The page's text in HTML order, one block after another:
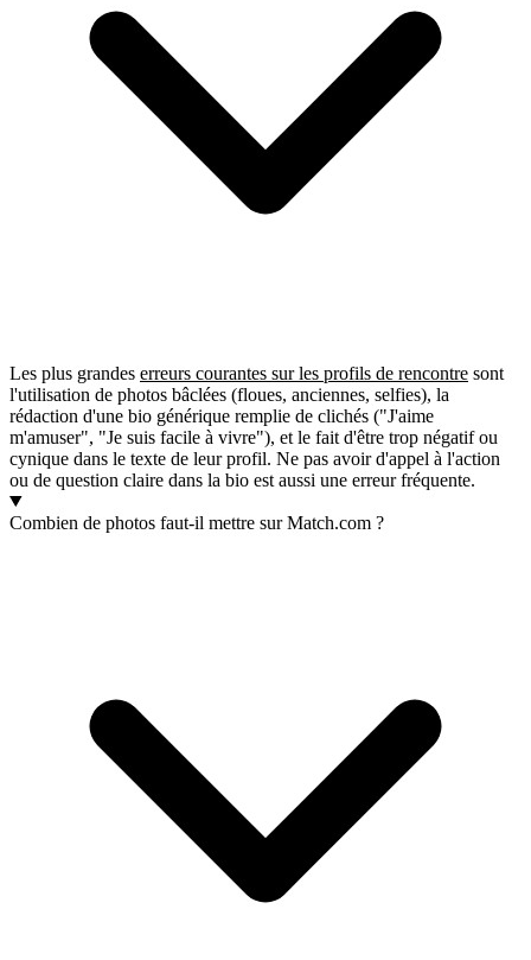
Les plus grandes erreurs courantes sur les profils de rencontre sont
l'utilisation de photos bâclées (floues, anciennes, selfies), la
rédaction d'une bio générique remplie de clichés ("J'aime
m'amuser", "Je suis facile à vivre"), et le fait d'être trop négatif ou
cynique dans le texte de leur profil. Ne pas avoir d'appel à l'action
ou de question claire dans la bio est aussi une erreur fréquente.
Combien de photos faut-il mettre sur Match.com ?